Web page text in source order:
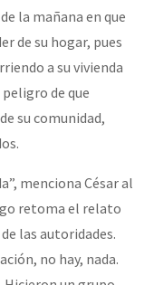
la mañana en que
de su hogar, pues
a su vivienda
de que
su comunidad,
menciona César al
retoma el relato
las autoridades.
no hay, nada.